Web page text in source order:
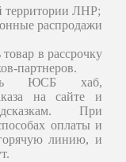
территорииЛНР;
распродажи
в рассрочку
партнеров.
ЮСБ хаб,
на сайте и
При
оплаты и
линию, и